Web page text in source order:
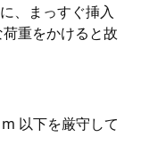
イドレール・モ
、まっすぐ挿入
重をかけると故
以下を厳守して